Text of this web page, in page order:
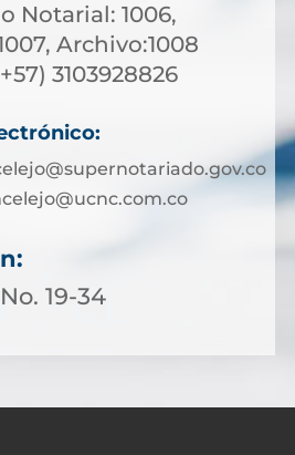
Notarial: 1006,
Archivo:1008
3103928826
19-34